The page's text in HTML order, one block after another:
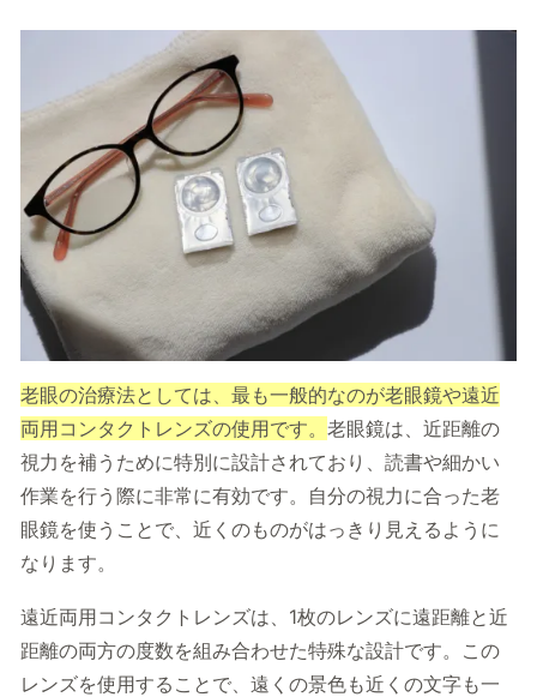
老眼の治療法としては、最も一般的なのが老眼鏡や遠近
両用コンタクトレンズの使用です。 老眼鏡は、近距離の
視力を補うために特別に設計されており、読書や細かい
作業を行う際に非常に有効です。自分の視力に合った老
眼鏡を使うことで、近くのものがはっきり見えるように
なります。
遠近両用コンタクトレンズは、1枚のレンズに遠距離と近
距離の両方の度数を組み合わせた特殊な設計です。この
レンズを使用することで、遠くの景色も近くの文字も一